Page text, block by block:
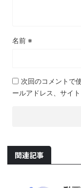
名前 ※
次回のコメントで
ールアドレス、サイト
関連記事